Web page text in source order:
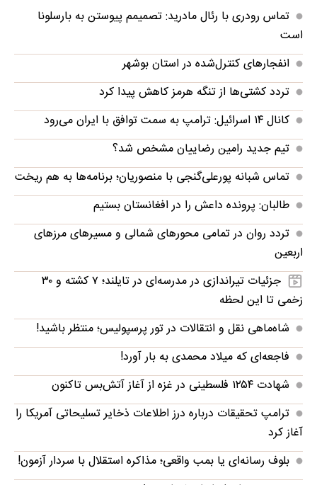
تماس رودری با رئال مادرید: تصمیمم پیوستن به بارسلونا
است
انفجارهای کنترل‌شده در استان بوشهر
تردد کشتی‌ها از تنگه هرمز کاهش پیدا کرد
کانال ۱۴ اسرائیل: ترامپ به سمت توافق با ایران می‌رود
تیم جدید رامین رضاییان مشخص شد؟
تماس شبانه پورعلی‌گنجی با منصوریان؛ برنامه‌ها به هم ریخت
طالبان: پرونده داعش را در افغانستان بستیم
تردد روان در تمامی محورهای شمالی و مسیرهای مرزهای
اربعین
جزئیات تیراندازی در مدرسه‌ای در تایلند؛ ۷ کشته و ۳۰
زخمی تا این لحظه
شاه‌ماهی نقل و انتقالات در تور پرسپولیس؛ منتظر باشید!
فاجعه‌ای که میلاد محمدی به بار آورد!
شهادت ۱۲۵۴ فلسطینی در غزه از آغاز آتش‌بس تاکنون
ترامپ تحقیقات درباره درز اطلاعات ذخایر تسلیحاتی آمریکا را
آغاز کرد
بلوف رسانه‌ای یا بمب واقعی؛ مذاکره استقلال با سردار آزمون!